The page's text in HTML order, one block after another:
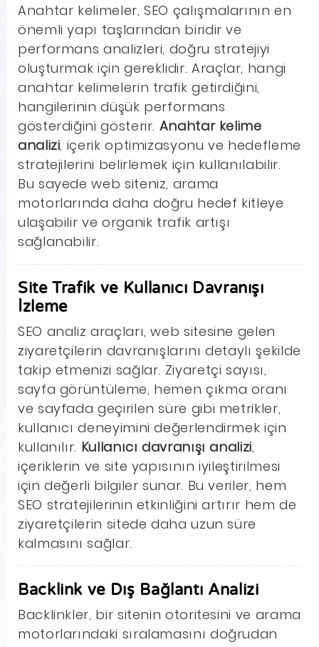
Anahtar kelimeler, SEO çalışmalarının en
önemli yapı taşlarından biridir ve
performans analizleri, doğru stratejiyi
oluşturmak için gereklidir. Araçlar, hangi
anahtar kelimelerin trafik getirdiğini,
hangilerinin düşük performans
gösterdiğini gösterir. Anahtar kelime
analizi, içerik optimizasyonu ve hedefleme
stratejilerini belirlemek için kullanılabilir.
Bu sayede web siteniz, arama
motorlarında daha doğru hedef kitleye
ulaşabilir ve organik trafik artışı
sağlanabilir.
Site Trafik ve Kullanıcı Davranışı
İzleme
SEO analiz araçları, web sitesine gelen
ziyaretçilerin davranışlarını detaylı şekilde
takip etmenizi sağlar. Ziyaretçi sayısı,
sayfa görüntüleme, hemen çıkma oranı
ve sayfada geçirilen süre gibi metrikler,
kullanıcı deneyimini değerlendirmek için
kullanılır. Kullanıcı davranışı analizi,
içeriklerin ve site yapısının iyileştirilmesi
için değerli bilgiler sunar. Bu veriler, hem
SEO stratejilerinin etkinliğini artırır hem de
ziyaretçilerin sitede daha uzun süre
kalmasını sağlar.
Backlink ve Dış Bağlantı Analizi
Backlinkler, bir sitenin otoritesini ve arama
motorlarındaki sıralamasını doğrudan